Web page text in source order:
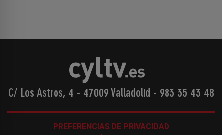
C/ Los Astros, 4 - 47009 Valladolid - 983 35 43 48
PREFERENCIAS DE PRIVACIDAD